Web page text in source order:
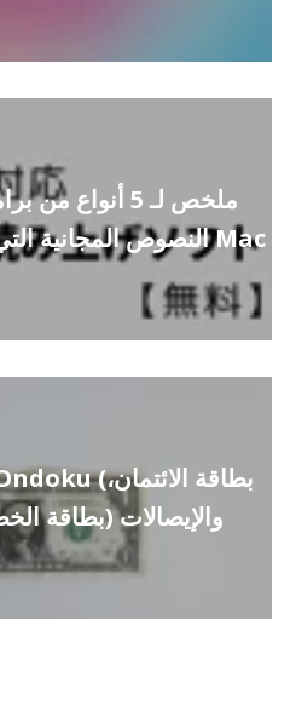
النصوص المجانية التي يمكن استخدامها على Mac
بطاقة الخصم، التحويل البنكي) والإيصالات